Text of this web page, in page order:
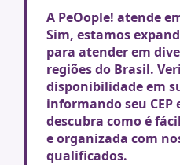
A PeOople! atende
Sim, estamos
para atender em
regiões do Brasil.
disponibilidade em
informando seu CEP
descubra como é
e organizada com
qualificados.